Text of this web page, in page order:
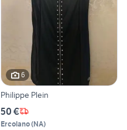
6
Philippe Plein
50 €
Ercolano(NA)